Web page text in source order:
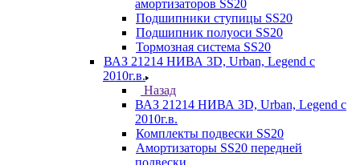
амортизаторов SS20
Подшипники ступицы SS20
Подшипник полуоси SS20
Тормозная система SS20
ВАЗ 21214 НИВА 3D, Urban, Legend c
2010г.в.
Назад
ВАЗ 21214 НИВА 3D, Urban, Legend c
2010г.в.
Комплекты подвески SS20
Амортизаторы SS20 передней
подвески